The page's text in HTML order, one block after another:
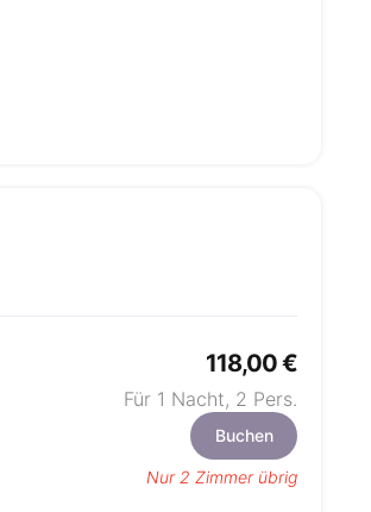
118,00 €
Für 1 Nacht, 2 Pers.
Buchen
Nur 2 Zimmer übrig